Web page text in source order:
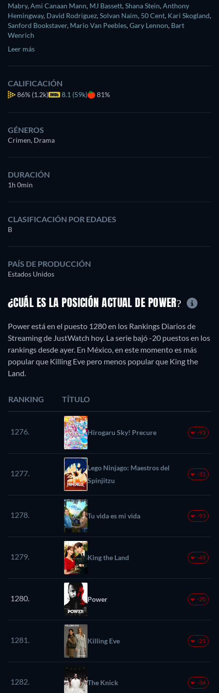
Mabry,Ami Canaan Mann, MJ Bassett,Shana Stein,Anthony
Hemingway, David Rodriguez,Solvan Naim, 50 Cent, Kari Skogland,
Sanford Bookstaver, Mario Van Peebles,Gary Lennon, Bart
Wenrich
Leer más
CALIFICACIÓN
86% (1.2k) 8.1 (59k) 81%
GÉNEROS
Crimen, Drama
DURACIÓN
1h 0min
CLASIFICACIÓN POR EDADES
B
PAÍS DE PRODUCCIÓN
Estados Unidos
¿CUÁL ES LA POSICIÓN ACTUAL DE POWER?
Power está en el puesto 1280 en los Rankings Diarios de
Streaming de JustWatch hoy. La serie bajó -20 puestos en los
rankings desde ayer. En México, en este momento es más
popular que Killing Eve pero menos popular que King the
Land.
RANKING TÍTULO
1276. Hirogaru Sky! Precure -93
1277.
Lego Ninjago: Maestros del
Spinjitzu
-35
1278. Tu vida es mi vida -93
1279. King the Land -49
1280. Power -20
1281. Killing Eve -21
1282. The Knick -34